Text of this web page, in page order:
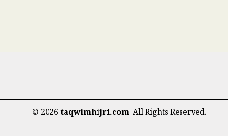
© 2026taqwimhijri.com. All Rights Reserved.